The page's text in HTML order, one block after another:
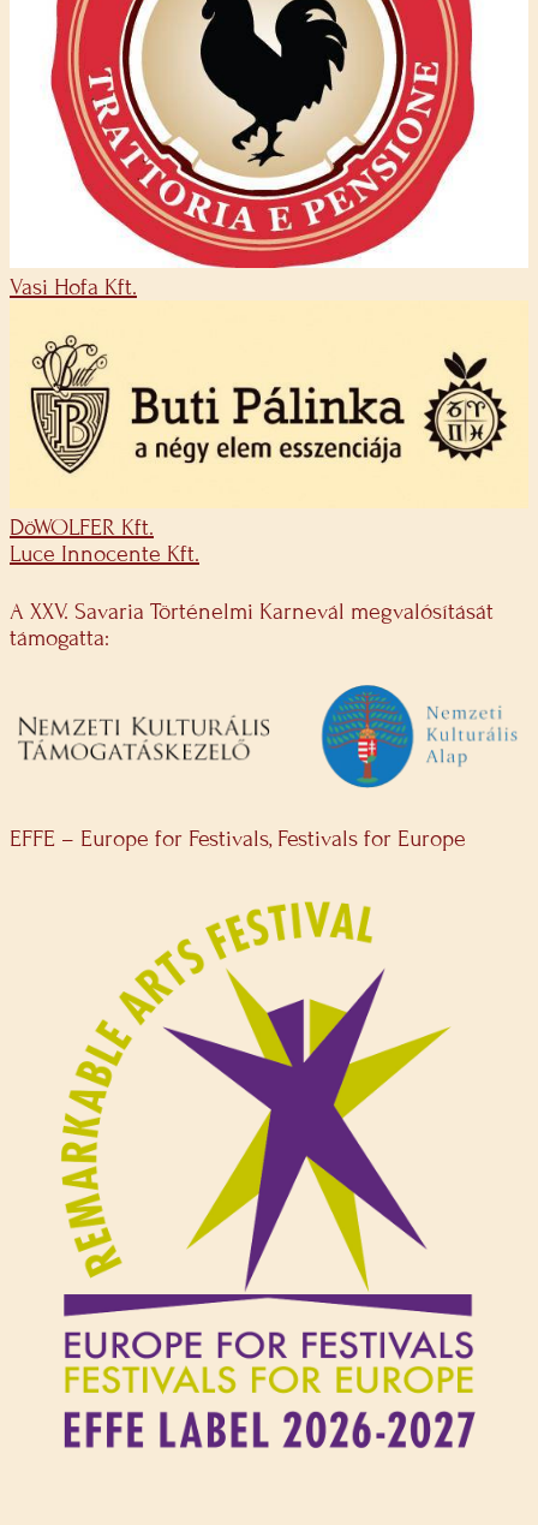
Vasi Hofa Kft.
DöWOLFER Kft.
Luce Innocente Kft.
A XXV. Savaria Történelmi Karnevál megvalósítását
támogatta:
EFFE – Europe for Festivals, Festivals for Europe